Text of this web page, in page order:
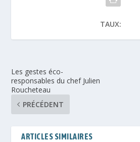
TAUX:
Les gestes éco-
responsables du chef Julien
Roucheteau
PRÉCÉDENT
ARTICLES SIMILAIRES